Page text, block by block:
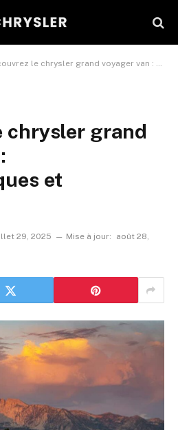
le chrysler grand voyager van : caractéristiques et avantages
chrysler grand
et
29, 2025 Mise à jour:
août 28,